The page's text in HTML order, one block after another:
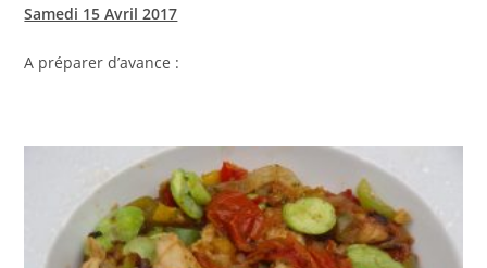
Samedi 15 Avril 2017
A préparer d’avance :